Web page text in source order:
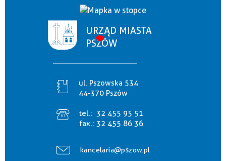
URZĄD MIASTA
PSZÓW
ul. Pszowska 534
44-370 Pszów
tel.: 32 455 95 51
fax.: 32 455 86 36
kancelaria@pszow.pl